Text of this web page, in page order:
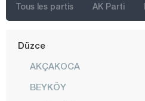
Tous les partis AK Parti
Diyarbakır
Düzce
AKÇAKOCA
BEYKÖY